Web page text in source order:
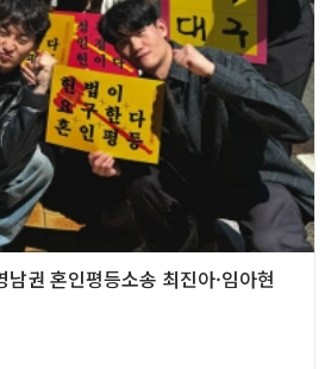
권 혼인평등소송 최진아·임아현